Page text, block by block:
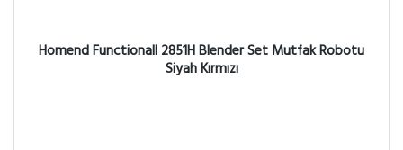
Homend Functionall 2851H Blender Set Mutfak Robotu
Siyah Kırmızı